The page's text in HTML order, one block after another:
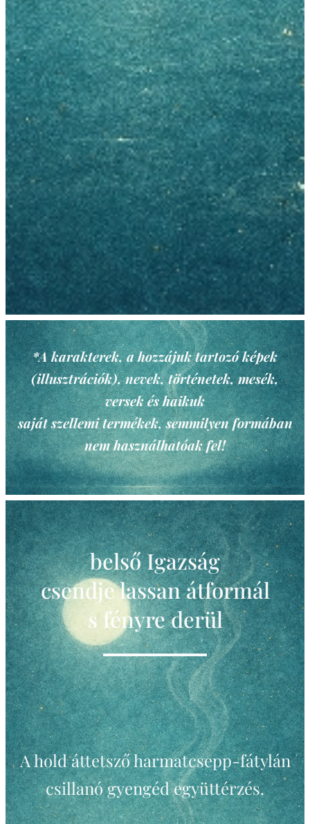
*A karakterek, a hozzájuk tartozó képek
(illusztrációk), nevek, történetek, mesék,
versek és haikuk
saját szellemi termékek, semmilyen formában
nem használhatóak fel!
belső Igazság
csendje lassan átformál
s fényre derül
A hold áttetsző harmatcsepp-fátylán
csillanó gyengéd együttérzés.